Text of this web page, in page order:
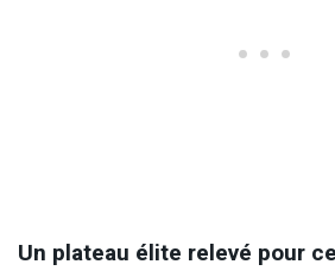
Un plateau élite relevé pour